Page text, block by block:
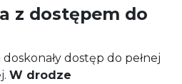
z dostępem do
dostęp do pełnej
W drodze